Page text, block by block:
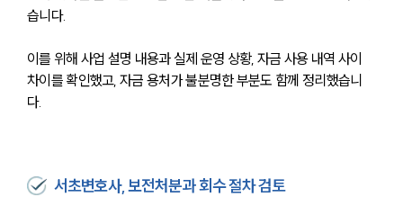
습니다.
이를 위해 사업 설명 내용과 실제 운영 상황, 자금 사용 내역 사이
차이를 확인했고, 자금 용처가 불분명한 부분도 함께 정리했습니
다.
서초변호사, 보전처분과 회수 절차 검토